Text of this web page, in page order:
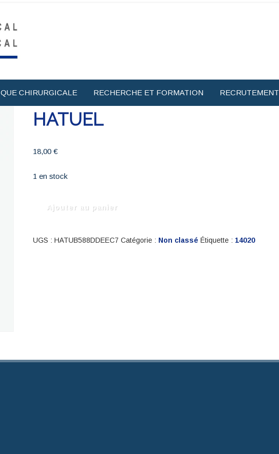
CHIRURGICALE RECHERCHE ET FORMATION RECRUTEMENT
HATUEL
18,00 €
1 en stock
Ajouter au panier
UGS : HATUB588DDEEC7 Catégorie : Non classé Étiquette : 14020